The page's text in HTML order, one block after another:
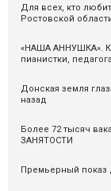
Для всех, кто
Ростовской
«НАША АННУШКА». К
пианистки,
Донская земля
назад
Более 72 тысяч
ЗАНЯТОСТИ
Премьерный показ